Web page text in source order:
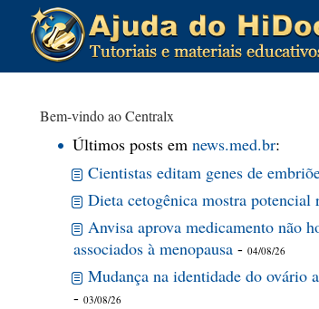
Bem-vindo ao Centralx
Últimos posts em news.med.br:
Cientistas editam genes de
Dieta cetogênica mostra potencial
Anvisa aprova medicamento não
associados à menopausa - 04/08/26
Mudança na identidade do ovário
- 03/08/26